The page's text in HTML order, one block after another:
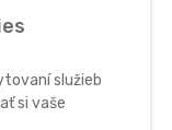
služieb
si vaše